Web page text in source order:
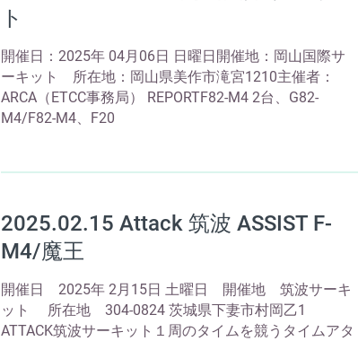
ト
開催日：2025年 04月06日 日曜日開催地：岡山国際サ
ーキット 所在地：岡山県美作市滝宮1210主催者：
ARCA（ETCC事務局） REPORTF82-M4 2台、G82-
M4/F82-M4、F20
2025.02.15 Attack 筑波 ASSIST F-
M4/魔王
開催日 2025年 2月15日 土曜日 開催地 筑波サーキ
ット 所在地 304-0824 茨城県下妻市村岡乙1
ATTACK筑波サーキット１周のタイムを競うタイムアタ